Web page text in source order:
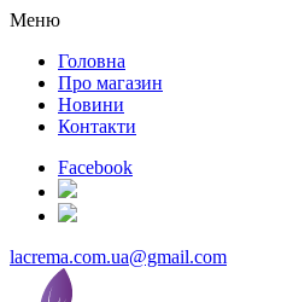
Меню
Головна
Про магазин
Новини
Контакти
Facebook
lacrema.com.ua@gmail.com